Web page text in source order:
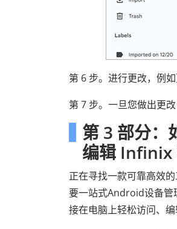
第 6 步。进行更改，例
第 7 步。一旦您做出更
第 3 部分
编辑 Infinix
正在寻找一款可靠高效
要一站式Android设备管
接在电脑上轻松访问、